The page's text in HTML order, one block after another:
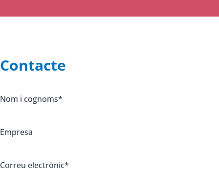
Contacte
Nom i cognoms*
Empresa
Correu electrònic*